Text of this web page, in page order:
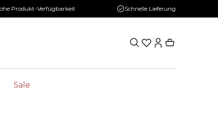
Produkt-Verfügbarkeit Schnelle Lieferung
Sale